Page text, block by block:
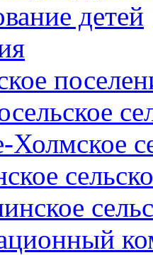
детей
Холмское